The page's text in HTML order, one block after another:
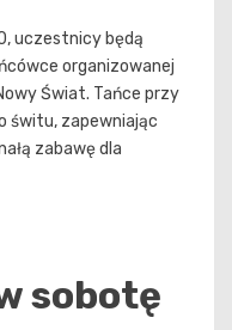
uczestnicy będą
organizowanej
Świat. Tańce przy
świtu, zapewniając
zabawę dla
sobotę